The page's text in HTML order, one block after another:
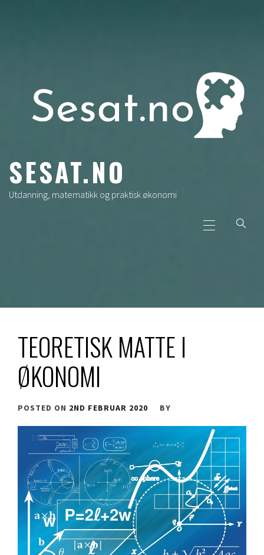
SESAT.NO
Utdanning, matematikk og praktisk økonomi
Menu
TEORETISK MATTE I
ØKONOMI
POSTED ON 2ND FEBRUAR 2020 BY